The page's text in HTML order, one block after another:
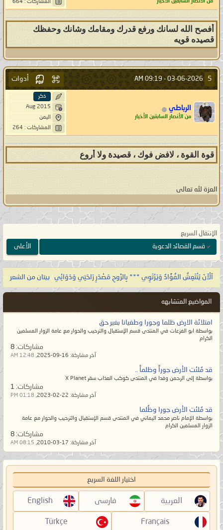
المشاركات : 664
أفصح الله لسانك ورفع قدرك ومقامك وشانك وحفظك
قصيده قويه
5
03-06-2026 -
09:19 AM أدوات
الرباطي
من الأنصار السابقين الأخيار
ذكر
Aug 2015
اليمن
المشاركات : 264
قوة القوة ، لافض فوك ، قصيدة ولا أروع
العزة لله تعالى
الإنتقال السريع
قسم القصائد الدعوية
الأعلى
« اَلْآنَ يَنْتَعِشُ الفُؤَادُ وَيَرْتَوِي *** بِالرَّوحِ مَصْدَرِ رَاحَتِي وَدَوَائِي بيتان من الشعر »
المواضيع المتشابهه
امتلائة الارض ظلما وجورا وطغيانا بغير حق
بواسطة ابو الفزعات في المنتدى قسم الإستقبال والترحيب والحوار مع عامة الزوار المسلمين
الكرام
مشاركات:
آخر مشاركة: 12:48 AM
قد مُلئت الأرض جوراً وظلماً ..
بواسطة إلى الرحمن وفدا في المنتدى كوكب العذاب سقر X Planet
مشاركات:
آخر مشاركة: 01:18 PM
قد مُلئت الأرض جورا وظُلما
بواسطة الإمام ناصر محمد اليماني في المنتدى قسم الإستقبال والترحيب والحوار مع عامة
الزوار المسلمين الكرام
مشاركات:
آخر مشاركة: 08:15 AM
اختيار اللغة السريع
العربية فارسی English
Français
Türkçe